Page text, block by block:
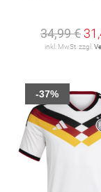
34,99 €
inkl. MwSt. zzgl.
-37%